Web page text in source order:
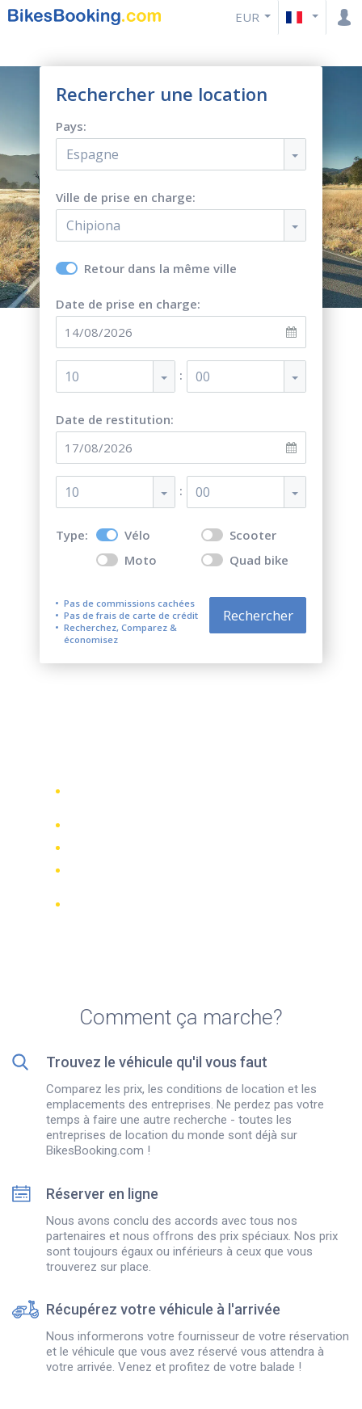
EUR
Rechercher une location
Pays:
Espagne
Ville de prise en charge:
Chipiona
Retour dans la même ville
Date de prise en charge:
10 : 00
Date de restitution:
10 : 00
Type: Vélo
Scooter
Moto
Quad bike
Pas de commissions cachées
Pas de frais de carte de crédit
Recherchez, Comparez &
économisez
Rechercher
Comment ça marche?
Trouvez le véhicule qu'il vous faut
Comparez les prix, les conditions de location et les
emplacements des entreprises. Ne perdez pas votre
temps à faire une autre recherche - toutes les
entreprises de location du monde sont déjà sur
BikesBooking.com !
Réserver en ligne
Nous avons conclu des accords avec tous nos
partenaires et nous offrons des prix spéciaux. Nos prix
sont toujours égaux ou inférieurs à ceux que vous
trouverez sur place.
Récupérez votre véhicule à l'arrivée
Nous informerons votre fournisseur de votre réservation
et le véhicule que vous avez réservé vous attendra à
votre arrivée. Venez et profitez de votre balade !